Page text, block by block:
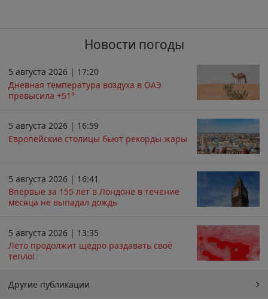
Новости погоды
5 августа 2026 | 17:20
Дневная температура воздуха в ОАЭ
превысила +51°
5 августа 2026 | 16:59
Европейские столицы бьют рекорды жары
5 августа 2026 | 16:41
Впервые за 155 лет в Лондоне в течение
месяца не выпадал дождь
5 августа 2026 | 13:35
Лето продолжит щедро раздавать своё
тепло!
Другие публикации